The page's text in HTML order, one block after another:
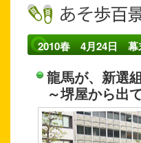
2010春 4月24日 幕
龍馬が、新選
～堺屋から出